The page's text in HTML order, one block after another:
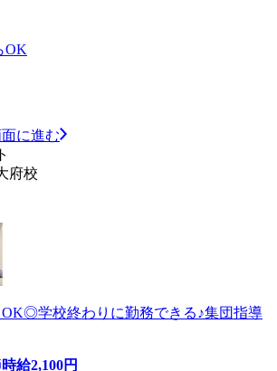
OK
に進む
府校
OK◎学校終わりに勤務できる♪集団指導
時給2,100円